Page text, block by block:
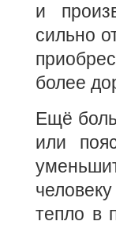
и
сильно
более
Ещё
или
тепло в